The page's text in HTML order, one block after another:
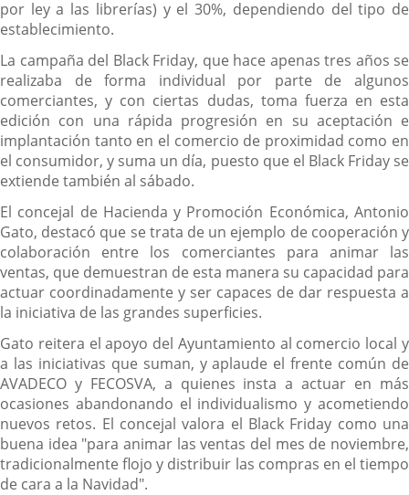
por ley a las librerías) y el 30%, dependiendo del tipo de
establecimiento.
La campaña del Black Friday, que hace apenas tres años se
realizaba de forma individual por parte de algunos
comerciantes, y con ciertas dudas, toma fuerza en esta
edición con una rápida progresión en su aceptación e
implantación tanto en el comercio de proximidad como en
el consumidor, y suma un día, puesto que el Black Friday se
extiende también al sábado.
El concejal de Hacienda y Promoción Económica, Antonio
Gato, destacó que se trata de un ejemplo de cooperación y
colaboración entre los comerciantes para animar las
ventas, que demuestran de esta manera su capacidad para
actuar coordinadamente y ser capaces de dar respuesta a
la iniciativa de las grandes superficies.
Gato reitera el apoyo del Ayuntamiento al comercio local y
a las iniciativas que suman, y aplaude el frente común de
AVADECO y FECOSVA, a quienes insta a actuar en más
ocasiones abandonando el individualismo y acometiendo
nuevos retos. El concejal valora el Black Friday como una
buena idea "para animar las ventas del mes de noviembre,
tradicionalmente flojo y distribuir las compras en el tiempo
de cara a la Navidad".